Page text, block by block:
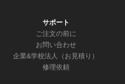
サポート
ご注文の前に
お問い合わせ
企業&学校法人（お見積り）
修理依頼